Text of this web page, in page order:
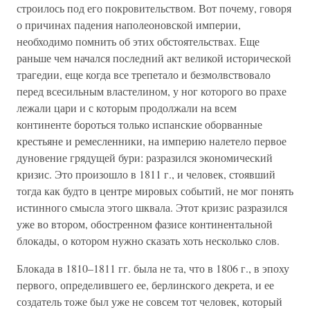
строилось под его покровительством. Вот почему, говоря
о причинах падения наполеоновской империи,
необходимо помнить об этих обстоятельствах. Еще
раньше чем начался последний акт великой исторической
трагедии, еще когда все трепетало и безмолвствовало
перед всесильным властелином, у ног которого во прахе
лежали цари и с которым продолжали на всем
континенте бороться только испанские оборванные
крестьяне и ремесленники, на империю налетело первое
дуновение грядущей бури: разразился экономический
кризис. Это произошло в 1811 г., и человек, стоявший
тогда как будто в центре мировых событий, не мог понять
истинного смысла этого шквала. Этот кризис разразился
уже во втором, обостренном фазисе континентальной
блокады, о котором нужно сказать хоть несколько слов.
Блокада в 1810–1811 гг. была не та, что в 1806 г., в эпоху
первого, определившего ее, берлинского декрета, и ее
создатель тоже был уже не совсем тот человек, который